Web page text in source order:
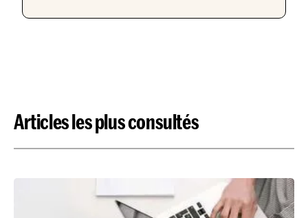
Articles les plus consultés